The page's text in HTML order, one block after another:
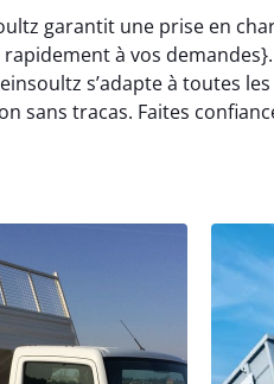
garantit une prise en
à vos
s’adapte à toutes
sans tracas. Faites